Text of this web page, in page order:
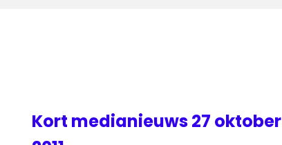
Kort medianieuws 27 oktober